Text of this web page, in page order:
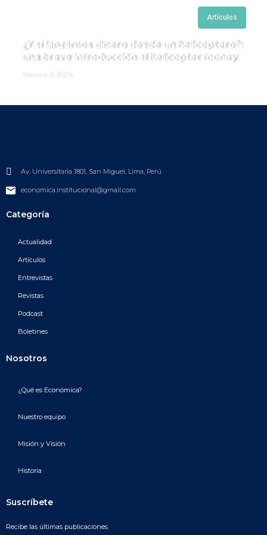
Artículos
¿Y si lanzamos dinero desde un helicóptero?:
una breve introducción al helicopter money
Av. Universitaria 1801, San Miguel, Lima, Perú
economica.institucional@gmail.com
Categoría
Actualidad
Artículos
Entrevistas
Revistas
Podcast
Boletines
Nosotros
¿Qué es Económica?
Nuestro equipo
Misión y Visión
Historia
Suscríbete
Recibe las últimas publicaciones